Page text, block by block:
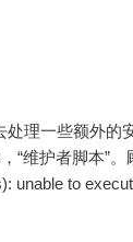
“维护者脚本”
本报错 ●“dpkg (subprocess):